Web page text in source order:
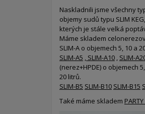
Naskladnili jsme všechny
objemy sudů typu SLIM
kterých je stále velká
Máme skladem
SLIM-A o objemech 5, 10 a
SLIM-A5 , SLIM-A10 , SLIM-
(nerez+HPDE) o objemech
20 litrů.
SLIM-B5 SLIM-B10 SLIM-B15
Také máme skladem